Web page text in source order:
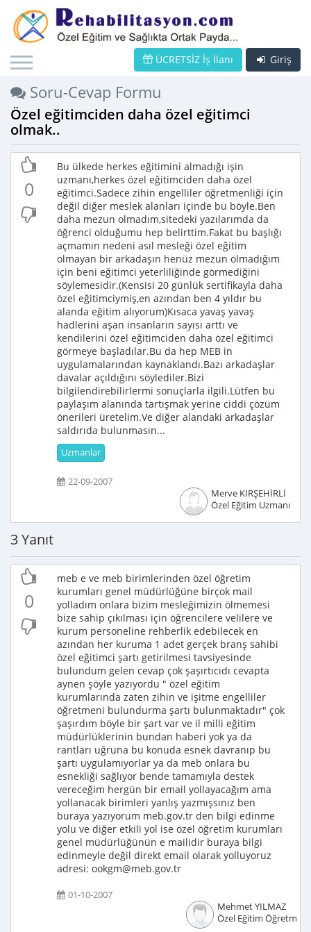
Giriş
ÜCRETSİZ İş İlanı
Soru-Cevap Formu
Özel eğitimciden daha özel eğitimci
olmak..
0
Bu ülkede herkes eğitimini almadığı işin
uzmanı,herkes özel eğitimciden daha özel
eğitimci.Sadece zihin engelliler öğretmenliği için
değil diğer meslek alanları içinde bu böyle.Ben
daha mezun olmadım,sitedeki yazılarımda da
öğrenci olduğumu hep belirttim.Fakat bu başlığı
açmamın nedeni asıl mesleği özel eğitim
olmayan bir arkadaşın henüz mezun olmadığım
için beni eğitimci yeterliliğinde görmediğini
söylemesidir.(Kensisi 20 günlük sertifikayla daha
özel eğitimciymiş,en azından ben 4 yıldır bu
alanda eğitim alıyorum)Kısaca yavaş yavaş
hadlerini aşan insanların sayısı arttı ve
kendilerini özel eğitimciden daha özel eğitimci
görmeye başladılar.Bu da hep MEB in
uygulamalarından kaynaklandı.Bazı arkadaşlar
davalar açıldığını söylediler.Bizi
bilgilendirebilirlermi sonuçlarla ilgili.Lütfen bu
paylaşım alanında tartışmak yerine ciddi çözüm
önerileri üretelim.Ve diğer alandaki arkadaşlar
saldırıda bulunmasın...
Uzmanlar
22-09-2007
Merve KIRŞEHİRLİ
Özel Eğitim Uzmanı
3 Yanıt
0
meb e ve meb birimlerinden özel öğretim
kurumları genel müdürlüğüne birçok mail
yolladım onlara bizim mesleğimizin ölmemesi
bize sahip çıkılması için öğrencilere velilere ve
kurum personeline rehberlik edebilecek en
azından her kuruma 1 adet gerçek branş sahibi
özel eğitimci şartı getirilmesi tavsiyesinde
bulundum gelen cevap çok şaşırtıcıdı cevapta
aynen şöyle yazıyordu " özel eğitim
kurumlarında zaten zihin ve işitme engelliler
öğretmeni bulundurma şartı bulunmaktadır" çok
şaşırdım böyle bir şart var ve il milli eğitim
müdürlüklerinin bundan haberi yok ya da
rantları uğruna bu konuda esnek davranıp bu
şartı uygulamıyorlar ya da meb onlara bu
esnekliği sağlıyor bende tamamıyla destek
vereceğim hergün bir email yollayacağım ama
yollanacak birimleri yanlış yazmışsınız ben
buraya yazıyorum meb.gov.tr den bilgi edinme
yolu ve diğer etkili yol ise özel öğretim kurumları
genel müdürlüğünün e mailidir buraya bilgi
edinmeyle değil direkt email olarak yolluyoruz
adresi: ookgm@meb.gov.tr
01-10-2007
Mehmet YILMAZ
Özel Eğitim Öğretmeni